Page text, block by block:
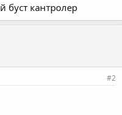
буст кантролер
#2